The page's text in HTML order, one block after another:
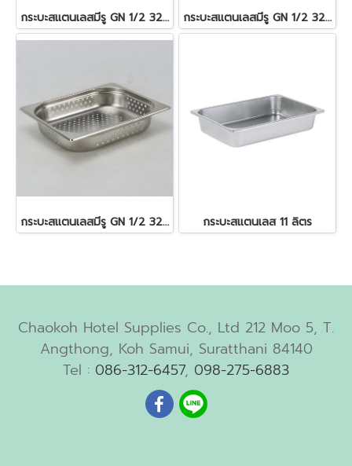
กระบะสแตนเลสมีรู GN 1/2 325x265x40 มม. 2.5 ลิตร กระบะสแตนเลสมีรู GN 1/2 325x265x100 mm. 6.2 ลิตร
กระบะสแตนเลสมีรู GN 1/2 325x265x65 มม. 4 ลิตร กระบะสแตนเลส 11 ลิตร
Chaokoh Hotel Supplies Co., Ltd 212 Moo 5, T.
Angthong, Koh Samui, Suratthani 84140
Tel : 086-312-6457, 098-275-6883